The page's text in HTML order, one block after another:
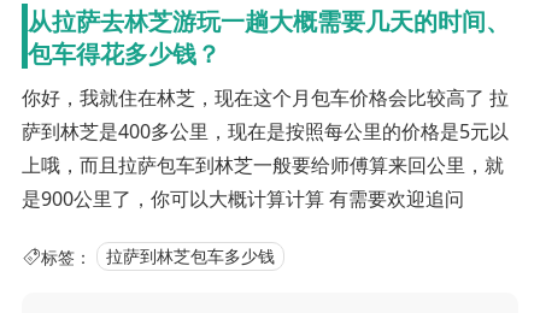
从拉萨去林芝游玩一趟大概需要几天的时间、
包车得花多少钱？
你好，我就住在林芝，现在这个月包车价格会比较高了 拉
萨到林芝是400多公里，现在是按照每公里的价格是5元以
上哦，而且拉萨包车到林芝一般要给师傅算来回公里，就
是900公里了，你可以大概计算计算 有需要欢迎追问
标签： 拉萨到林芝包车多少钱